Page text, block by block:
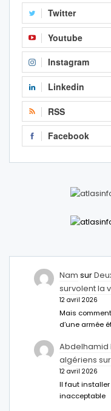
Twitter
Youtube
Instagram
Linkedin
RSS
Facebook
Nam sur
survolent la
12 avril 2026
Mais
d’une armée
Abdelhamid
algériens
12 avril 2026
Il faut
inacceptable